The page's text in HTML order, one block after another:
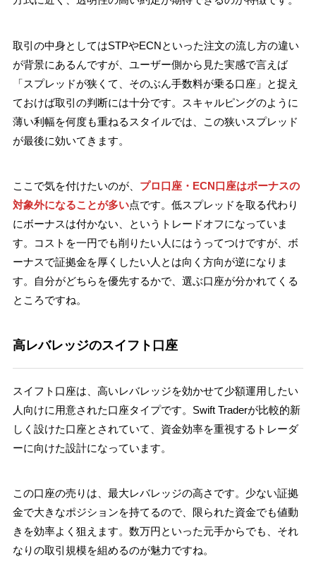
取引の中身としてはSTPやECNといった注文の流し方の違い
が背景にあるんですが、ユーザー側から見た実感で言えば
「スプレッドが狭くて、そのぶん手数料が乗る口座」と捉え
ておけば取引の判断には十分です。スキャルピングのように
薄い利幅を何度も重ねるスタイルでは、この狭いスプレッド
が最後に効いてきます。
ここで気を付けたいのが、 プロ口座・ECN口座はボーナスの
対象外になることが多い点です。低スプレッドを取る代わり
にボーナスは付かない、というトレードオフになっていま
す。コストを一円でも削りたい人にはうってつけですが、ボ
ーナスで証拠金を厚くしたい人とは向く方向が逆になりま
す。自分がどちらを優先するかで、選ぶ口座が分かれてくる
ところですね。
高レバレッジのスイフト口座
スイフト口座は、高いレバレッジを効かせて少額運用したい
人向けに用意された口座タイプです。Swift Traderが比較的新
しく設けた口座とされていて、資金効率を重視するトレーダ
ーに向けた設計になっています。
この口座の売りは、最大レバレッジの高さです。少ない証拠
金で大きなポジションを持てるので、限られた資金でも値動
きを効率よく狙えます。数万円といった元手からでも、それ
なりの取引規模を組めるのが魅力ですね。